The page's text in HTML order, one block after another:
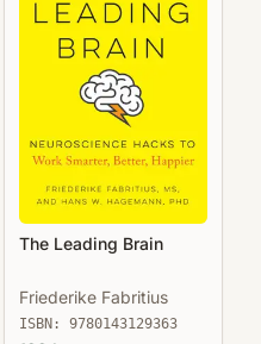
The Leading Brain
Friederike Fabritius
ISBN: 9780143129363